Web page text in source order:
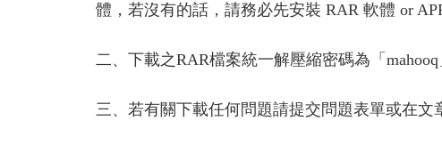
體，若沒有的話，請務必先安裝 RAR 軟體 or
二、下載之RAR檔案統一解壓縮密碼為「mahooq
三、若有關下載任何問題請提交問題表單或在文